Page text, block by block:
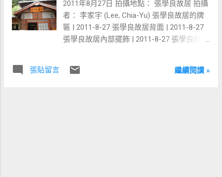
巷子一直走就到啦!~ 公車路線有：
1,74,208,208直達,236,236夜
間,251,252,254,278,278區
2011年8月27日 拍攝地點： 張學良故居 拍攝
者： 李家宇 (Lee, Chia-Yu) 張學良故居的牌
匾 | 2011-8-27 張學良故居背面 | 2011-8-27
張學良故居內部擺飾 | 2011-8-27 張學良故居
張貼留言 繼續閱讀 »